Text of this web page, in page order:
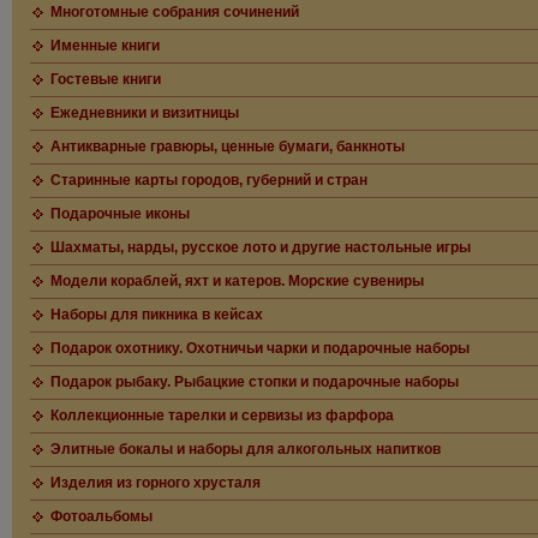
Многотомные собрания сочинений
Именные книги
Гостевые книги
Ежедневники и визитницы
Антикварные гравюры, ценные бумаги, банкноты
Старинные карты городов, губерний и стран
Подарочные иконы
Шахматы, нарды, русское лото и другие настольные игры
Модели кораблей, яхт и катеров. Морские сувениры
Наборы для пикника в кейсах
Подарок охотнику. Охотничьи чарки и подарочные наборы
Подарок рыбаку. Рыбацкие стопки и подарочные наборы
Коллекционные тарелки и сервизы из фарфора
Элитные бокалы и наборы для алкогольных напитков
Изделия из горного хрусталя
Фотоальбомы